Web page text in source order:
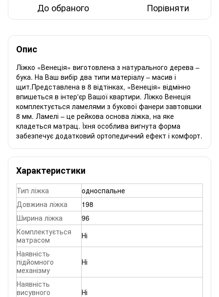
До обраного Порівняти
Опис
Ліжко «Венеція» виготовлена ​​з натурального дерева –
бука. На Ваш вибір два типи матеріалу – масив і
щит.Представлена ​​в 8 відтінках, «Венеція» відмінно
впишеться в інтер'єр Вашої квартири. Ліжко Венеція
комплектується ламелями з букової фанери завтовшки
8 мм. Ламелі – це рейкова основа ліжка, на яке
кладеться матрац. Їхня особлива вигнута форма
забезпечує додатковий ортопедичний ефект і комфорт.
Характеристики
Тип ліжка
односпальне
Довжина ліжка
198
Ширина ліжка
96
Комплектується
матрасом
Ні
Наявність
підйомного
механізму
Ні
Наявність
висувного
Ні